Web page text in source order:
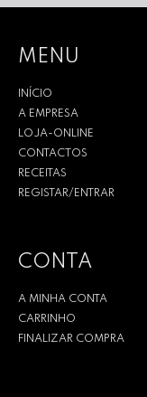
MENU
INÍCIO
A EMPRESA
LOJA-ONLINE
CONTACTOS
RECEITAS
REGISTAR/ENTRAR
CONTA
A MINHA CONTA
CARRINHO
FINALIZAR COMPRA